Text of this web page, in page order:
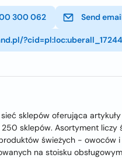
300 062 Send
sklepów oferująca
sklepów. Asortyment
świeżych - owoców
na stoisku